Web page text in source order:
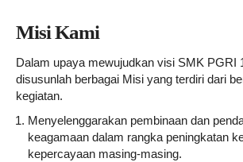
Misi Kami
Dalam upaya mewujudkan visi SMK PGRI
disusunlah berbagai Misi yang terdiri dari
kegiatan.
Menyelenggarakan pembinaan dan
keagamaan dalam rangka peningkatan
kepercayaan masing-masing.